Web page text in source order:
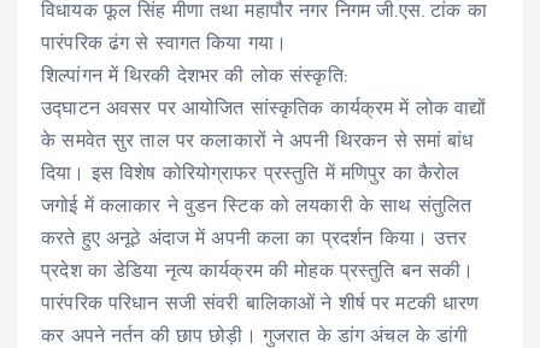
विधायक फूल सिंह मीणा तथा महापौर नगर निगम जी.एस. टांक का
पारंपरिक ढंग से स्वागत किया गया।
शिल्पांगन में थिरकी देशभर की लोक संस्कृति:
उद्घाटन अवसर पर आयोजित सांस्कृतिक कार्यक्रम में लोक वाद्यों
के समवेत सुर ताल पर कलाकारों ने अपनी थिरकन से समां बांध
दिया। इस विशेष कोरियोग्राफर प्रस्तुति में मणिपुर का कैरोल
जगोई में कलाकार ने वुडन स्टिक को लयकारी के साथ संतुलित
करते हुए अनूठे अंदाज में अपनी कला का प्रदर्शन किया। उत्तर
प्रदेश का डेडिया नृत्य कार्यक्रम की मोहक प्रस्तुति बन सकी।
पारंपरिक परिधान सजी संवरी बालिकाओं ने शीर्ष पर मटकी धारण
कर अपने नर्तन की छाप छोड़ी। गुजरात के डांग अंचल के डांगी